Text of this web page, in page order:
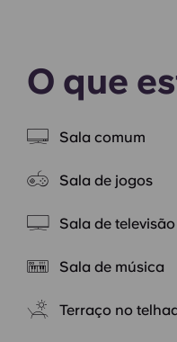
O que
Sala comum
Sala de jogos
Sala de televisão
Sala de música
Terraço no